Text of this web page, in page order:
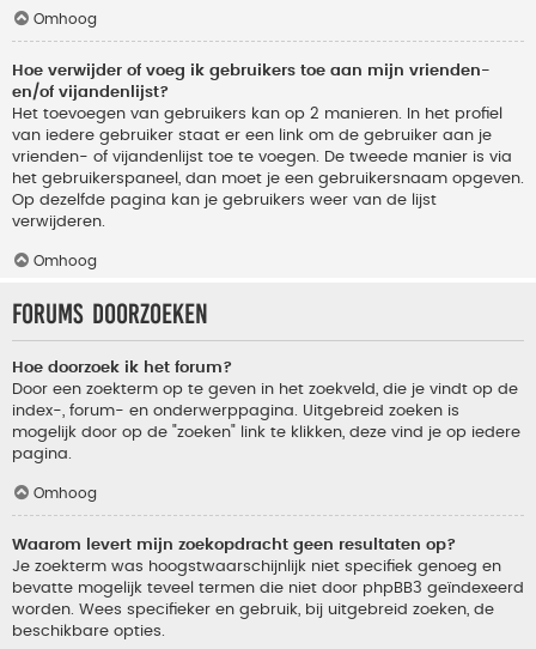
Omhoog
Hoe verwijder of voeg ik gebruikers toe aan mijn vrienden-
en/of vijandenlijst?
Het toevoegen van gebruikers kan op 2 manieren. In het profiel
van iedere gebruiker staat er een link om de gebruiker aan je
vrienden- of vijandenlijst toe te voegen. De tweede manier is via
het gebruikerspaneel, dan moet je een gebruikersnaam opgeven.
Op dezelfde pagina kan je gebruikers weer van de lijst
verwijderen.
Omhoog
Forums doorzoeken
Hoe doorzoek ik het forum?
Door een zoekterm op te geven in het zoekveld, die je vindt op de
index-, forum- en onderwerppagina. Uitgebreid zoeken is
mogelijk door op de "zoeken" link te klikken, deze vind je op iedere
pagina.
Omhoog
Waarom levert mijn zoekopdracht geen resultaten op?
Je zoekterm was hoogstwaarschijnlijk niet specifiek genoeg en
bevatte mogelijk teveel termen die niet door phpBB3 geïndexeerd
worden. Wees specifieker en gebruik, bij uitgebreid zoeken, de
beschikbare opties.